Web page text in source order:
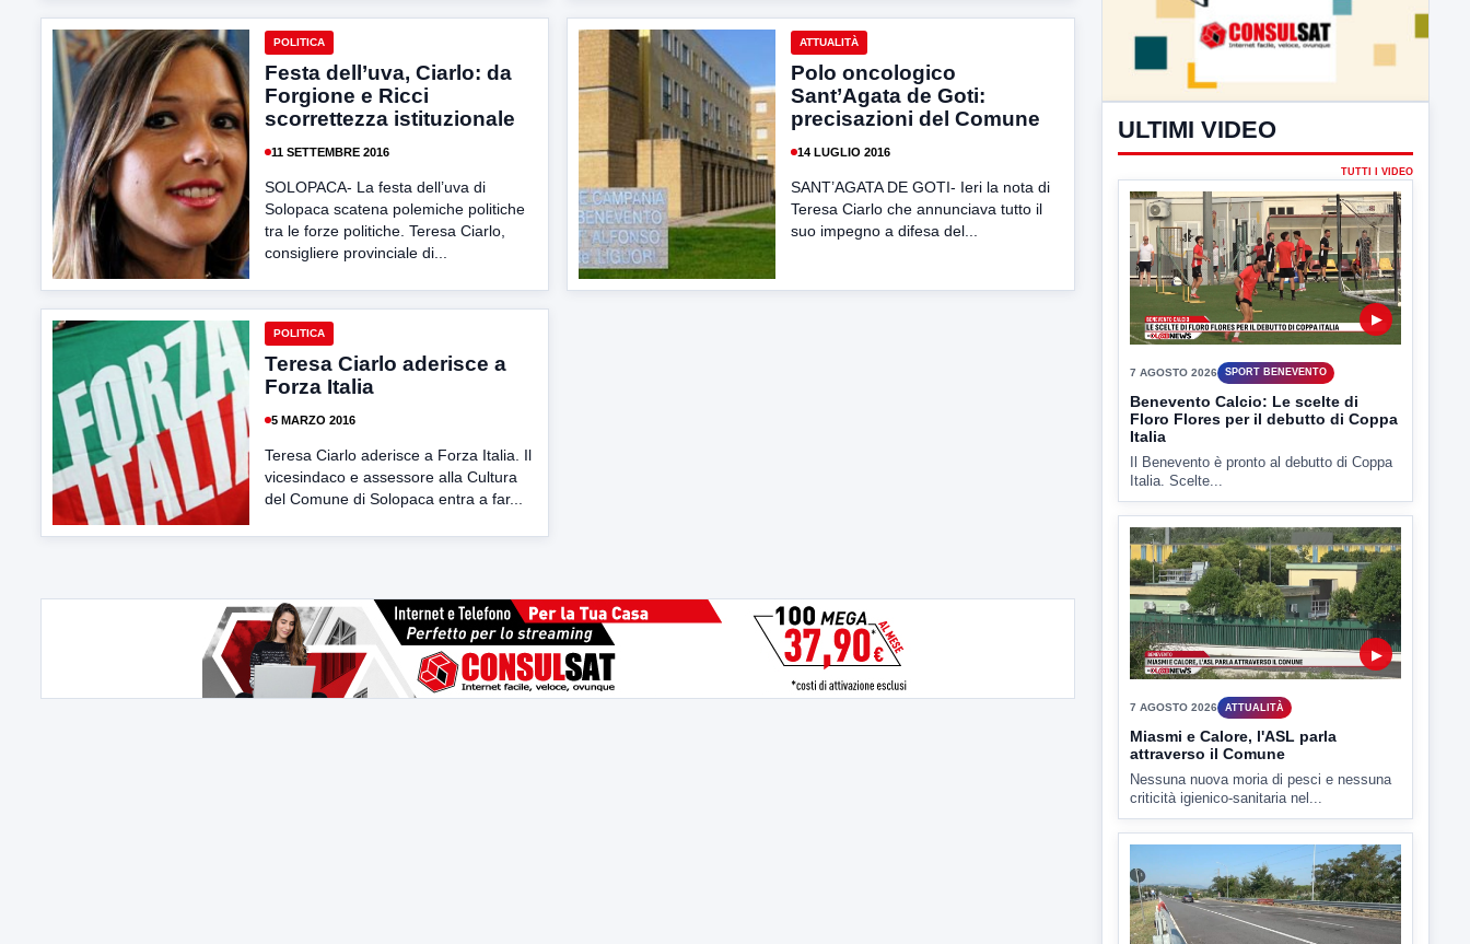
POLITICA
Festa dell’uva, Ciarlo: da
Forgione e Ricci
scorrettezza istituzionale
11 SETTEMBRE 2016
SOLOPACA- La festa dell’uva di
Solopaca scatena polemiche politiche
tra le forze politiche. Teresa Ciarlo,
consigliere provinciale di...
ATTUALITÀ
Polo oncologico
Sant’Agata de Goti:
precisazioni del Comune
14 LUGLIO 2016
SANT’AGATA DE GOTI- Ieri la nota di
Teresa Ciarlo che annunciava tutto il
suo impegno a difesa del...
POLITICA
Teresa Ciarlo aderisce a
Forza Italia
5 MARZO 2016
Teresa Ciarlo aderisce a Forza Italia. Il
vicesindaco e assessore alla Cultura
del Comune di Solopaca entra a far...
ULTIMI VIDEO
▶
7 AGOSTO 2026 SPORT BENEVENTO
Benevento Calcio: Le scelte di
Floro Flores per il debutto di Coppa
Italia
Il Benevento è pronto al debutto di Coppa
Italia. Scelte...